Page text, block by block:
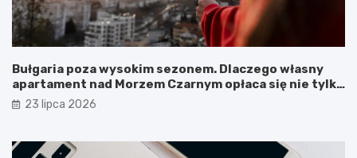
Bułgaria poza wysokim sezonem. Dlaczego własny
apartament nad Morzem Czarnym opłaca się nie tylko
latem?
23 lipca 2026